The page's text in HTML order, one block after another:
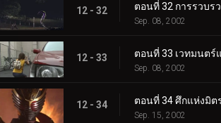
12 - 32 ตอนที่ 32 การรวบร
Sep. 08, 2002
12 - 33 ตอนที่ 33 เวทมนตร์
Sep. 08, 2002
12 - 34 ตอนที่ 34 ศึกแห่งมิต
Sep. 15, 2002